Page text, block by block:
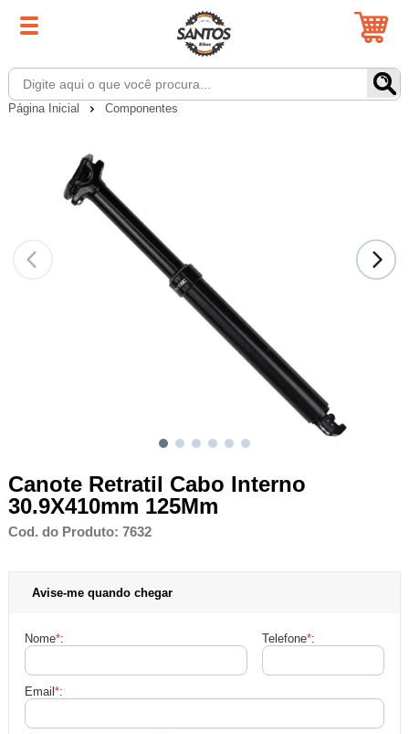
Página Inicial Componentes
Canote Retratil Cabo Interno
30.9X410mm 125Mm
Cod. do Produto: 7632
Avise-me quando chegar
Nome*: Telefone*:
Email*: